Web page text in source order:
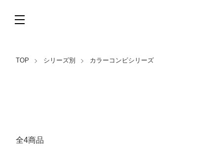
TOP シリーズ別 カラーコンビシリーズ
全4商品